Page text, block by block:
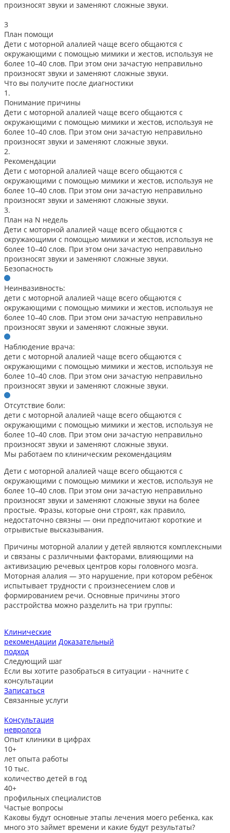
произносят звуки и заменяют сложные звуки.
3
План помощи
Дети с моторной алалией чаще всего общаются с
окружающими с помощью мимики и жестов, используя не
более 10–40 слов. При этом они зачастую неправильно
произносят звуки и заменяют сложные звуки.
Что вы получите после диагностики
1.
Понимание причины
Дети с моторной алалией чаще всего общаются с
окружающими с помощью мимики и жестов, используя не
более 10–40 слов. При этом они зачастую неправильно
произносят звуки и заменяют сложные звуки.
2.
Рекомендации
Дети с моторной алалией чаще всего общаются с
окружающими с помощью мимики и жестов, используя не
более 10–40 слов. При этом они зачастую неправильно
произносят звуки и заменяют сложные звуки.
3.
План на N недель
Дети с моторной алалией чаще всего общаются с
окружающими с помощью мимики и жестов, используя не
более 10–40 слов. При этом они зачастую неправильно
произносят звуки и заменяют сложные звуки.
Безопасность
Неинвазивность:
дети с моторной алалией чаще всего общаются с
окружающими с помощью мимики и жестов, используя не
более 10–40 слов. При этом они зачастую неправильно
произносят звуки и заменяют сложные звуки.
Наблюдение врача:
дети с моторной алалией чаще всего общаются с
окружающими с помощью мимики и жестов, используя не
более 10–40 слов. При этом они зачастую неправильно
произносят звуки и заменяют сложные звуки.
Отсутствие боли:
дети с моторной алалией чаще всего общаются с
окружающими с помощью мимики и жестов, используя не
более 10–40 слов. При этом они зачастую неправильно
произносят звуки и заменяют сложные звуки.
Мы работаем по клиническим рекомендациям
Дети с моторной алалией чаще всего общаются с
окружающими с помощью мимики и жестов, используя не
более 10–40 слов. При этом они зачастую неправильно
произносят звуки и заменяют сложные звуки на более
простые. Фразы, которые они строят, как правило,
недостаточно связны — они предпочитают короткие и
отрывистые высказывания.
Причины моторной алалии у детей являются комплексными
и связаны с различными факторами, влияющими на
активизацию речевых центров коры головного мозга.
Моторная алалия — это нарушение, при котором ребёнок
испытывает трудности с произнесением слов и
формированием речи. Основные причины этого
расстройства можно разделить на три группы:
Клинические
рекомендации Доказательный
подход
Следующий шаг
Если вы хотите разобраться в ситуации - начните с
консультации
Записаться
Связанные услуги
Консультация
невролога
Опыт клиники в цифрах
10+
лет опыта работы
10 тыс.
количество детей в год
40+
профильных специалистов
Частые вопросы
Каковы будут основные этапы лечения моего ребенка, как
много это займет времени и какие будут результаты?